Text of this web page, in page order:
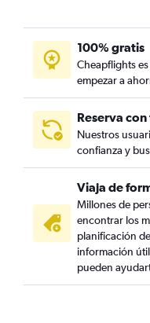
100% gratis
Cheapflights
empezar a
Reserva
Nuestros
confianza y
Viaja de
Millones de
encontrar los
planificación
información
pueden